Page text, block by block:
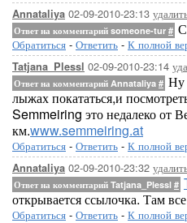
Annataliya 02-09-2010-23:13
Ответ на комментарий someone-tur #
Обратиться - Ответить - К полной
Tatjana_Plessl 02-09-2010-23:14
Ответ на комментарий Annataliya # Ну
лыжах покататься,и
Semmeiring это недалеко от
км.www.semmeiring.at
Обратиться - Ответить - К полной
Annataliya 02-09-2010-23:32
Ответ на комментарий Tatjana_Plessl #
открывается ссылочка. Там
Обратиться - Ответить - К полной